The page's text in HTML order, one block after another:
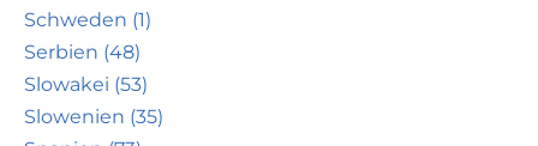
Schweden (1)
Serbien (48)
Slowakei (53)
Slowenien (35)